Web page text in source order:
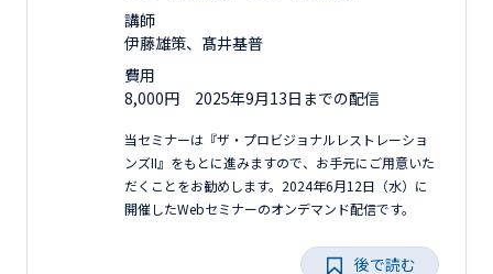
講師
伊藤雄策、髙井基普
費用
8,000円 2025年9月13日までの配信
当セミナーは『ザ・プロビジョナルレストレーショ
ンズII』をもとに進みますので、お手元にご用意いた
だくことをお勧めします。2024年6月12日（水）に
開催したWebセミナーのオンデマンド配信です。
後で読む